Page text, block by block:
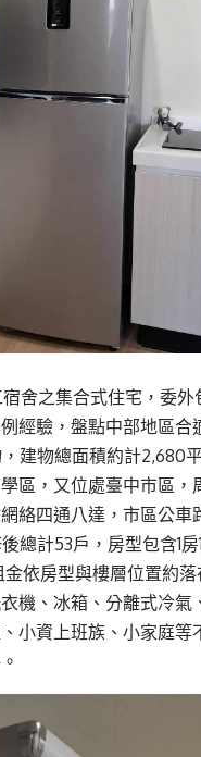
舍之集合式住宅，委
經驗，盤點中部地區
建物總面積約計2,680
區，又位處臺中市區，
絡四通八達，市區公
計53戶，房型包含1房1
金依房型與樓層位置約
機、冰箱、分離式冷氣
小資上班族、小家庭